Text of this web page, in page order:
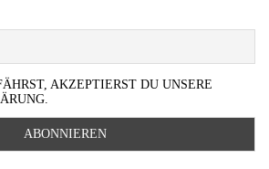
AKZEPTIERST DU UNSERE